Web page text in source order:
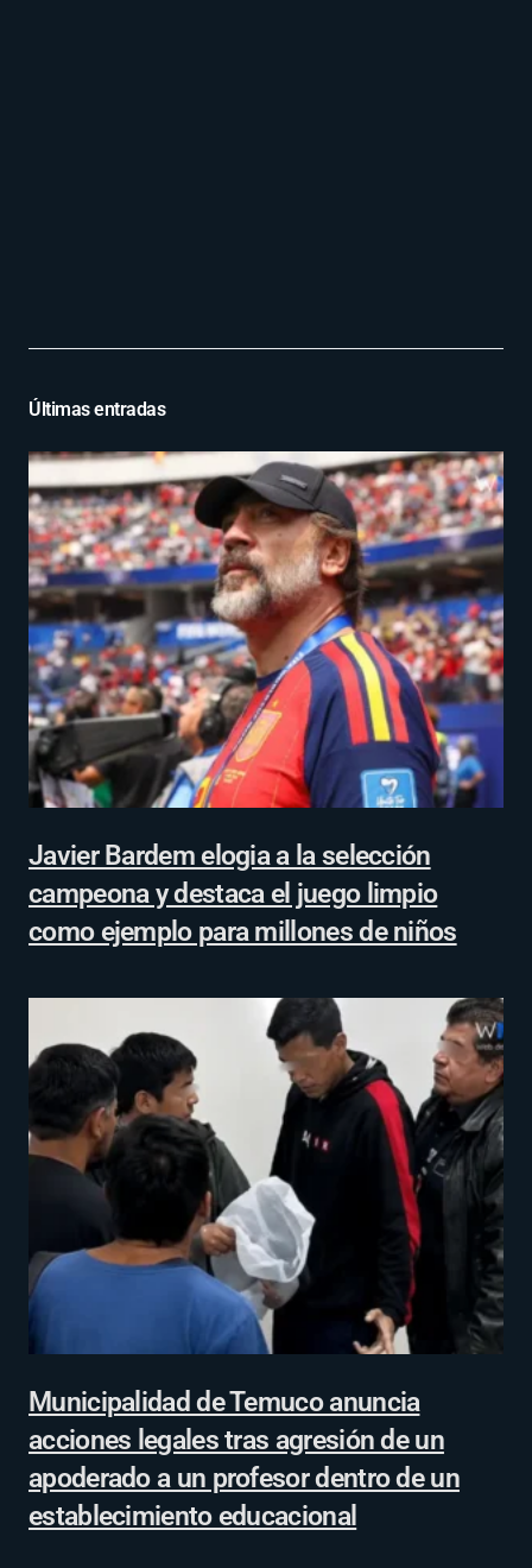
Últimas entradas
Javier Bardem elogia a la selección
campeona y destaca el juego limpio
como ejemplo para millones de niños
Municipalidad de Temuco anuncia
acciones legales tras agresión de un
apoderado a un profesor dentro de un
establecimiento educacional